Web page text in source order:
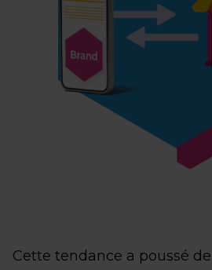
Cette tendance a poussé